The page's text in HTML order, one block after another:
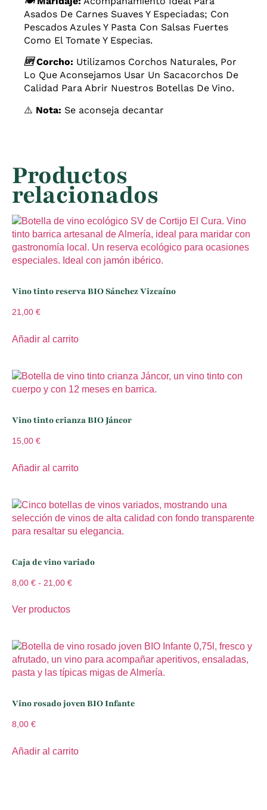
Asados De Carnes Suaves Y Especiadas; Con
Pescados Azules Y Pasta Con Salsas Fuertes
Como El Tomate Y Especias.
🆙Corcho: Utilizamos Corchos Naturales, Por
Lo Que Aconsejamos Usar Un Sacacorchos De
Calidad Para Abrir Nuestros Botellas De Vino.
⚠️ Nota: Se aconseja decantar
Productos
relacionados
Vino tinto reserva BIO Sánchez Vizcaíno
21,00 €
Añadir al carrito
Vino tinto crianza BIO Jáncor
15,00 €
Añadir al carrito
Caja de vino variado
8,00 € - 21,00 €
Ver productos
Vino rosado joven BIO Infante
8,00 €
Añadir al carrito